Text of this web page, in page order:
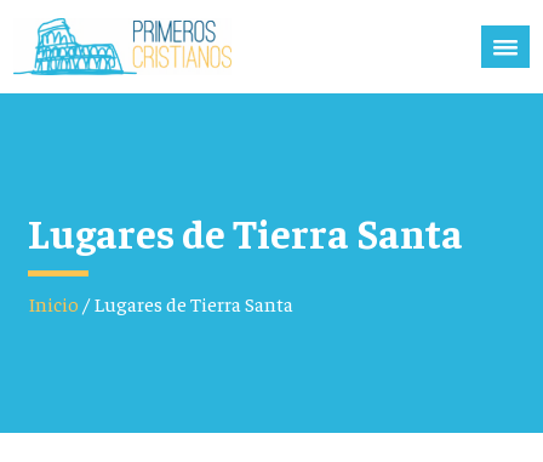
Lugares de Tierra Santa
Inicio/Lugares de Tierra Santa